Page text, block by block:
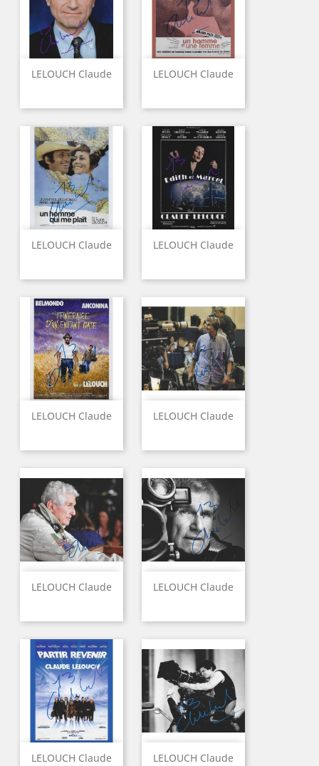
LELOUCH Claude LELOUCH Claude
LELOUCH Claude LELOUCH Claude
LELOUCH Claude LELOUCH Claude
LELOUCH Claude LELOUCH Claude
LELOUCH Claude LELOUCH Claude